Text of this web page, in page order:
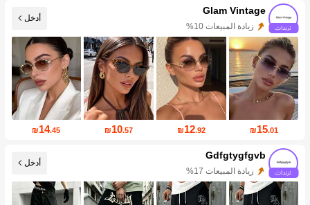
Glam Vintage
زيادة المتابعين 160%
أدخل
₪15.01
₪12.92
₪10.57
₪14.45
Gdfgtygfgvb
زيادة المتابعين 244%
أدخل